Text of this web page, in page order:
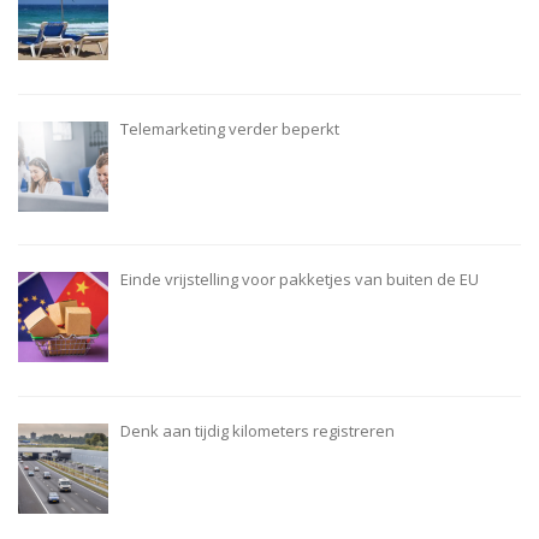
Telemarketing verder beperkt
Einde vrijstelling voor pakketjes van buiten de EU
Denk aan tijdig kilometers registreren